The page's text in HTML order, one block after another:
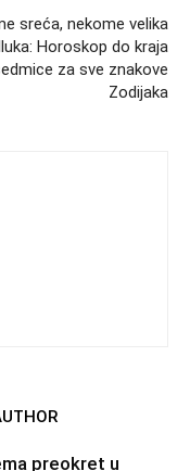
sreća, nekome velika
Horoskop do kraja
za sve znakove
Zodijaka
preokret u